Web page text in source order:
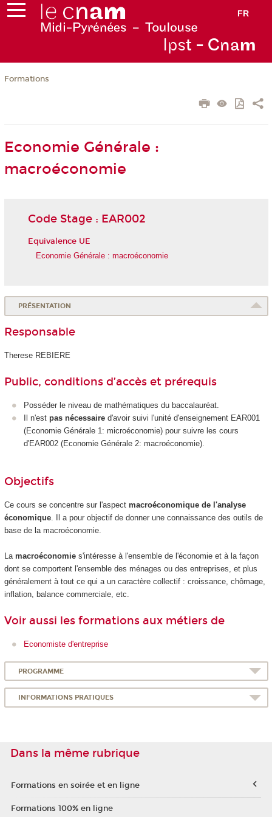
FR
Ipst - Cnam
Formations
Economie Générale :
macroéconomie
Code Stage : EAR002
Equivalence UE
Economie Générale : macroéconomie
PRÉSENTATION
Responsable
Therese REBIERE
Public, conditions d’accès et prérequis
Posséder le niveau de mathématiques du baccalauréat.
Il n'est pas nécessaire d'avoir suivi l'unité d'enseignement EAR001
(Economie Générale 1: microéconomie) pour suivre les cours
d'EAR002 (Economie Générale 2: macroéconomie).
Objectifs
Ce cours se concentre sur l'aspect macroéconomique de l'analyse
économique. Il a pour objectif de donner une connaissance des outils de
base de la macroéconomie.
Lamacroéconomies'intéresse à l'ensemble de l'économie et à la façon
dont se comportent l'ensemble des ménages ou des entreprises, et plus
généralement à tout ce qui a un caractère collectif : croissance, chômage,
inflation, balance commerciale, etc.
Voir aussi les formations aux métiers de
Economiste d'entreprise
PROGRAMME
INFORMATIONS PRATIQUES
Dans la même rubrique
Formations en soirée et en ligne
Formations 100% en ligne